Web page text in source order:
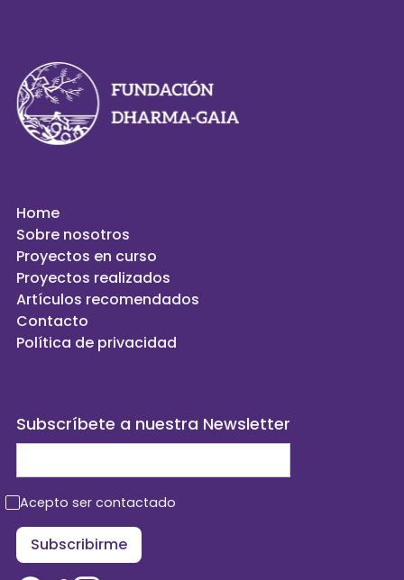
Home
Sobre nosotros
Proyectos en curso
Proyectos realizados
Artículos recomendados
Contacto
Política de privacidad
Subscríbete a nuestra Newsletter
Acepto ser contactado